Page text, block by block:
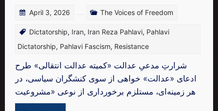
April 3, 2026 The Voices of Freedom
Dictatorship, Iran, Iran Reza Pahlavi, Pahlavi
Dictatorship, Pahlavi Fascism, Resistance
شرارتِ مدعیِ عدالت «کمیته عدالت انتقالی» طرح
ادعای «عدالت‌» خواهی از سوی کنشگران سیاسی، در
هر زمینه‌ای، مستلزم برخورداری از نوعی «مشروعیت